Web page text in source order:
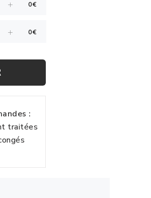
:
traitées